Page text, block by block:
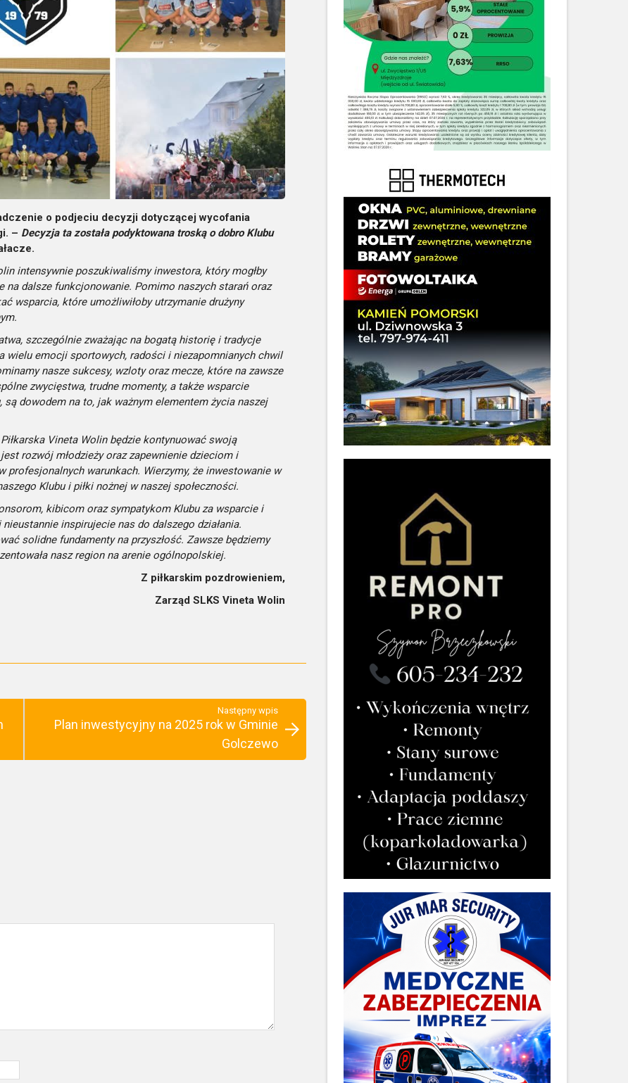
o podjeciu decyzji dotyczącej wycofania
– Decyzja ta została podyktowana troską o dobro Klubu
intensywnie poszukiwaliśmy inwestora, który mogłby
dalsze funkcjonowanie. Pomimo naszych starań oraz
wsparcia, które umożliwiłoby utrzymanie drużyny
szczególnie zważając na bogatą historię i tradycje
wielu emocji sportowych, radości i niezapomnianych chwil
nasze sukcesy, wzloty oraz mecze, które na zawsze
zwycięstwa, trudne momenty, a także wsparcie
dowodem na to, jak ważnym elementem życia naszej
Vineta Wolin będzie kontynuować swoją
rozwój młodzieży oraz zapewnienie dzieciom i
profesjonalnych warunkach. Wierzymy, że inwestowanie w
Klubu i piłki nożnej w naszej społeczności.
kibicom oraz sympatykom Klubu za wsparcie i
inspirujecie nas do dalszego działania.
solidne fundamenty na przyszłość. Zawsze będziemy
nasz region na arenie ogólnopolskiej.
Z piłkarskim pozdrowieniem,
Zarząd SLKS Vineta Wolin
Następny wpis
Plan inwestycyjny na 2025 rok w Gminie
Golczewo